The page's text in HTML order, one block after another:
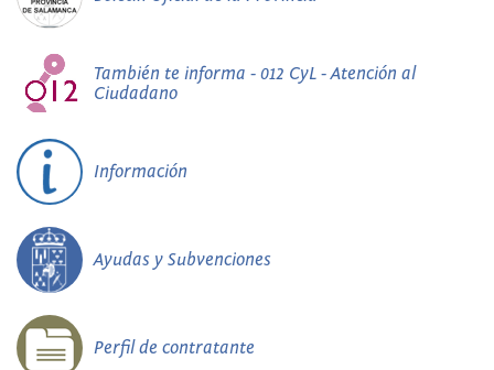
También te informa - 012 CyL - Atención al
Ciudadano
Información
Ayudas y Subvenciones
Perfil de contratante